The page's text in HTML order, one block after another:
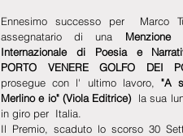
Ennesimo successo per  Marco
assegnatario di una
Internazionale di Poesia e
PORTO VENERE GOLFO DEI
prosegue con l' ultimo lavoro, "A
Merlino e io" (Viola Editrice)
la sua
in giro per  Italia.
Il Premio, scaduto lo scorso 30